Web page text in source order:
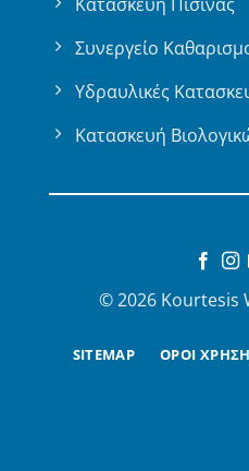
Συνεργείο
Υδραυλικές
Κατασκευή
© 2026 Kourtesis
SITEMAP ΟΡΟΙ